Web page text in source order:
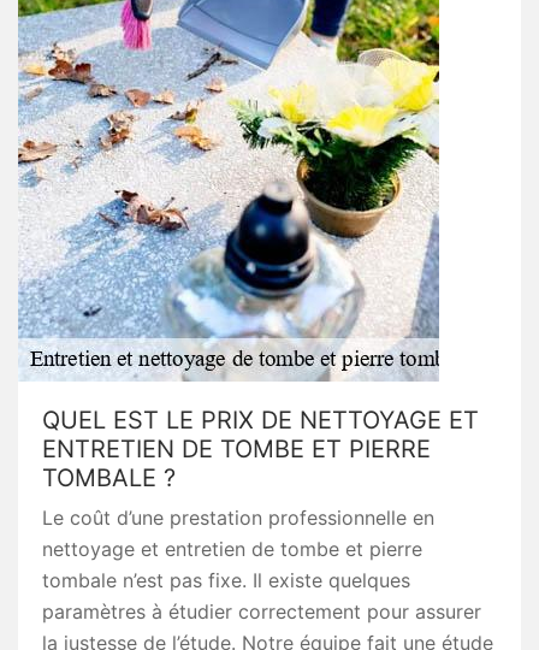
QUEL EST LE PRIX DE NETTOYAGE ET
ENTRETIEN DE TOMBE ET PIERRE
TOMBALE ?
Le coût d’une prestation professionnelle en
nettoyage et entretien de tombe et pierre
tombale n’est pas fixe. Il existe quelques
paramètres à étudier correctement pour assurer
la justesse de l’étude. Notre équipe fait une étude